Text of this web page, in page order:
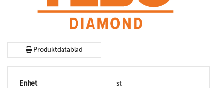
Produktdatablad
Enhet st